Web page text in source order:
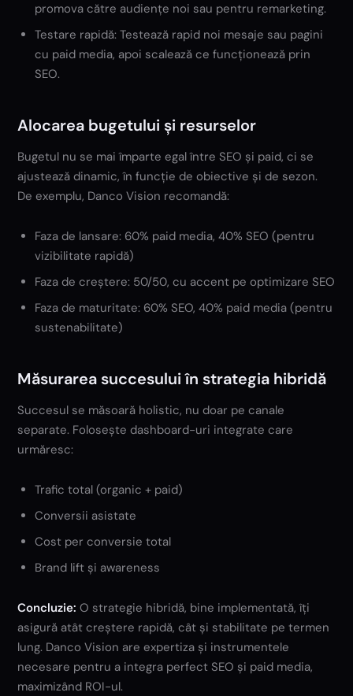
promova către audiențe noi sau pentru remarketing.
Testare rapidă: Testează rapid noi mesaje sau pagini
cu paid media, apoi scalează ce funcționează prin
SEO.
Alocarea bugetului și resurselor
Bugetul nu se mai împarte egal între SEO și paid, ci se
ajustează dinamic, în funcție de obiective și de sezon.
De exemplu, Danco Vision recomandă:
Faza de lansare: 60% paid media, 40% SEO (pentru
vizibilitate rapidă)
Faza de creștere: 50/50, cu accent pe optimizare SEO
Faza de maturitate: 60% SEO, 40% paid media (pentru
sustenabilitate)
Măsurarea succesului în strategia hibridă
Succesul se măsoară holistic, nu doar pe canale
separate. Folosește dashboard-uri integrate care
urmăresc:
Trafic total (organic + paid)
Conversii asistate
Cost per conversie total
Brand lift și awareness
Concluzie: O strategie hibridă, bine implementată, îți
asigură atât creștere rapidă, cât și stabilitate pe termen
lung. Danco Vision are expertiza și instrumentele
necesare pentru a integra perfect SEO și paid media,
maximizând ROI-ul.